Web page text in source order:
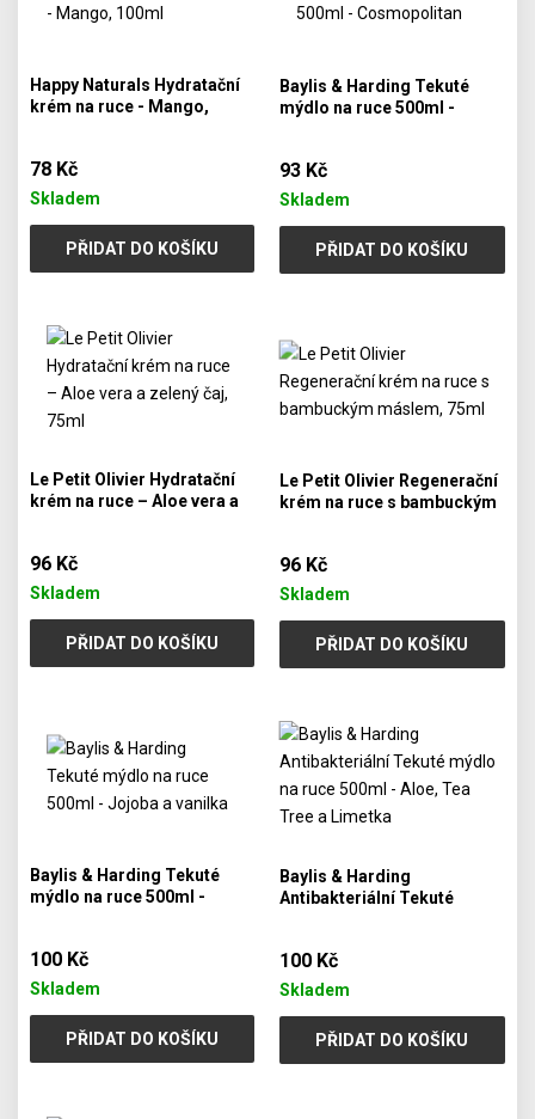
Happy Naturals Hydratační
krém na ruce - Mango,
78 Kč
Skladem
PŘIDAT DO KOŠÍKU
Baylis & Harding Tekuté
mýdlo na ruce 500ml -
93 Kč
Skladem
PŘIDAT DO KOŠÍKU
Le Petit Olivier Hydratační
krém na ruce – Aloe vera a
96 Kč
Skladem
PŘIDAT DO KOŠÍKU
Le Petit Olivier Regenerační
krém na ruce s bambuckým
96 Kč
Skladem
PŘIDAT DO KOŠÍKU
Baylis & Harding Tekuté
mýdlo na ruce 500ml -
100 Kč
Skladem
PŘIDAT DO KOŠÍKU
Baylis & Harding
Antibakteriální Tekuté
100 Kč
Skladem
PŘIDAT DO KOŠÍKU